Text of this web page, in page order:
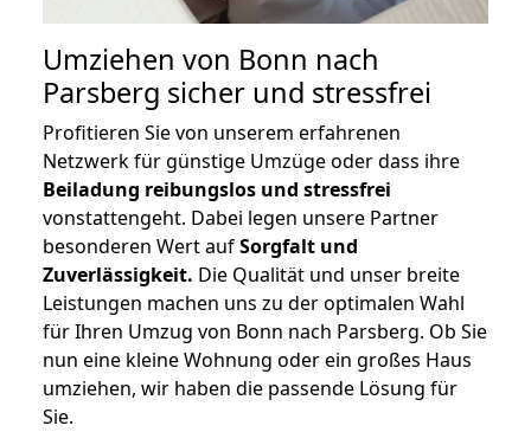
Umziehen von Bonn nach
Parsberg sicher und stressfrei
Profitieren Sie von unserem erfahrenen
Netzwerk für günstige Umzüge oder dass ihre
Beiladung reibungslos und stressfrei
vonstattengeht. Dabei legen unsere Partner
besonderen Wert aufSorgfalt und
Zuverlässigkeit. Die Qualität und unser breite
Leistungen machen uns zu der optimalen Wahl
für Ihren Umzug von Bonn nach Parsberg. Ob Sie
nun eine kleine Wohnung oder ein großes Haus
umziehen, wir haben die passende Lösung für
Sie.